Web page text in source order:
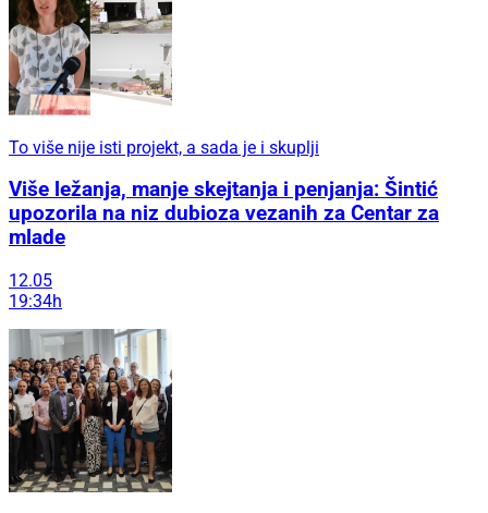
To više nije isti projekt, a sada je i skuplji
Više ležanja, manje skejtanja i penjanja: Šintić
upozorila na niz dubioza vezanih za Centar za
mlade
12.05
19:34h